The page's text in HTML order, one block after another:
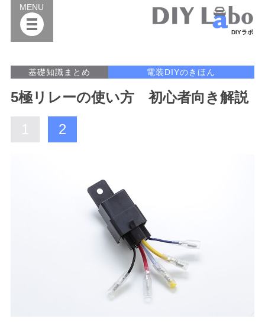
DIYラボ
MENU
基礎知識まとめ 電装DIYのきほん
5極リレーの使い方 初心者向き解説
1
2